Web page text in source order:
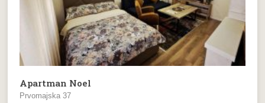
Apartman Noel
Prvomajska 37